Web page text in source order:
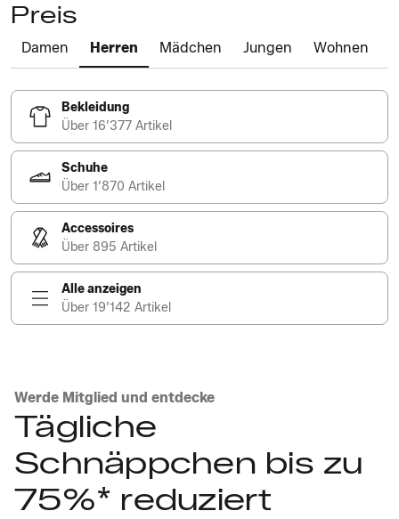
Preis
Damen Herren Mädchen Jungen Wohnen
Bekleidung
Über 16’377 Artikel
Schuhe
Über 1’870 Artikel
Accessoires
Über 895 Artikel
Alle anzeigen
Über 19’142 Artikel
Werde Mitglied und entdecke
Tägliche
Schnäppchen bis zu
75%* reduziert